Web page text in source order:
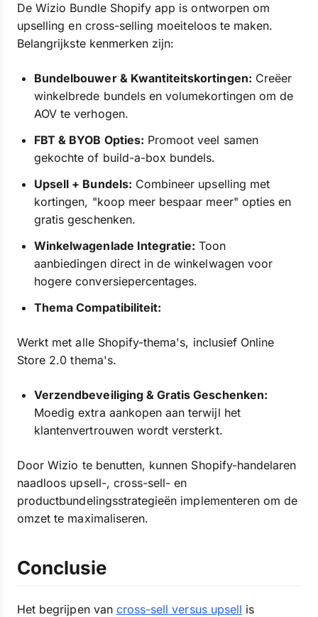
De Wizio Bundle Shopify app is ontworpen om
upselling en cross-selling moeiteloos te maken.
Belangrijkste kenmerken zijn:
Bundelbouwer & Kwantiteitskortingen: Creëer
winkelbrede bundels en volumekortingen om de
AOV te verhogen.
FBT & BYOB Opties: Promoot veel samen
gekochte of build-a-box bundels.
Upsell + Bundels: Combineer upselling met
kortingen, "koop meer bespaar meer" opties en
gratis geschenken.
Winkelwagenlade Integratie: Toon
aanbiedingen direct in de winkelwagen voor
hogere conversiepercentages.
Thema Compatibiliteit:
Werkt met alle Shopify-thema's, inclusief Online
Store 2.0 thema's.
Verzendbeveiliging & Gratis Geschenken:
Moedig extra aankopen aan terwijl het
klantenvertrouwen wordt versterkt.
Door Wizio te benutten, kunnen Shopify-handelaren
naadloos upsell-, cross-sell- en
productbundelingsstrategieën implementeren om de
omzet te maximaliseren.
Conclusie
Het begrijpen van cross-sell versus upsell is